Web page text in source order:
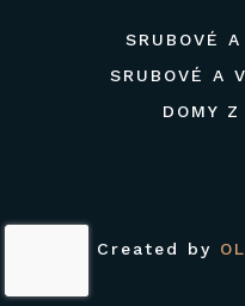
SRUBOVÉ
SRUBOVÉ A
DOMY
Created by